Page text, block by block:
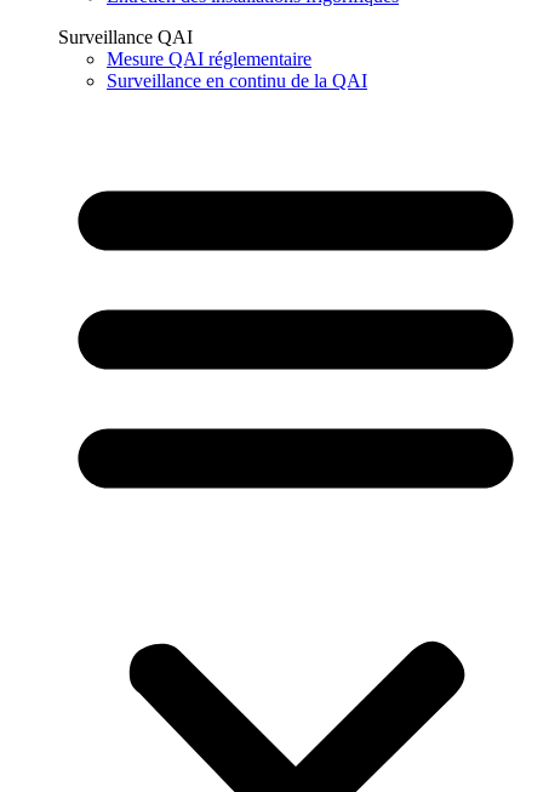
Surveillance QAI
Mesure QAI réglementaire
Surveillance en continu de la QAI